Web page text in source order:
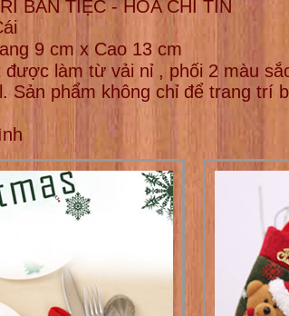
BÀN TIỆC - HOA CHÍ TÍN
9 cm x Cao 13 cm
làm từ vải nỉ , phối 2 màu
Sản phẩm không chỉ để trang trí